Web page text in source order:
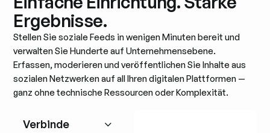
Ergebnisse.
Stellen Sie soziale Feeds in wenigen Minuten bereit und
verwalten Sie Hunderte auf Unternehmensebene.
Erfassen, moderieren und veröffentlichen Sie Inhalte aus
sozialen Netzwerken auf all Ihren digitalen Plattformen —
ganz ohne technische Ressourcen oder Komplexität.
Verbinde